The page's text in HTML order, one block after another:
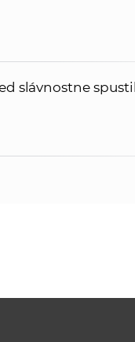
slávnostne